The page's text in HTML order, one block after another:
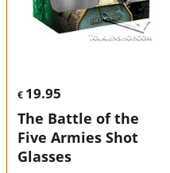
€ 19.95
The Battle of the
Five Armies Shot
Glasses